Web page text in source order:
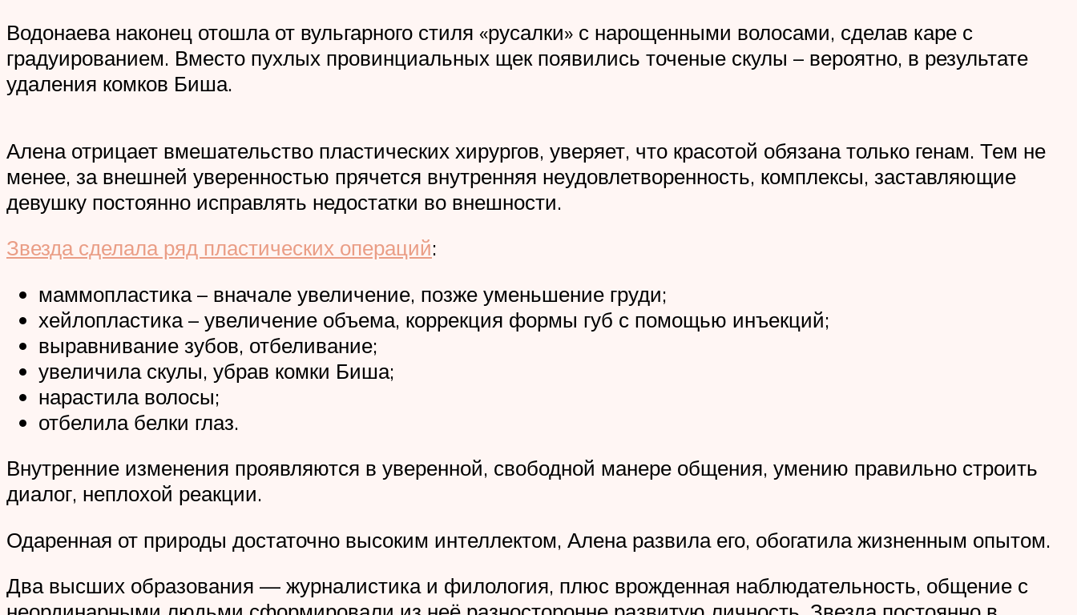
Водонаева наконец отошла от вульгарного стиля «русалки» с нарощенными волосами, сделав каре с
градуированием. Вместо пухлых провинциальных щек появились точеные скулы – вероятно, в результате
удаления комков Биша.
Алена отрицает вмешательство пластических хирургов, уверяет, что красотой обязана только генам. Тем не
менее, за внешней уверенностью прячется внутренняя неудовлетворенность, комплексы, заставляющие
девушку постоянно исправлять недостатки во внешности.
Звезда сделала ряд пластических операций:
маммопластика – вначале увеличение, позже уменьшение груди;
хейлопластика – увеличение объема, коррекция формы губ с помощью инъекций;
выравнивание зубов, отбеливание;
увеличила скулы, убрав комки Биша;
нарастила волосы;
отбелила белки глаз.
Внутренние изменения проявляются в уверенной, свободной манере общения, умению правильно строить
диалог, неплохой реакции.
Одаренная от природы достаточно высоким интеллектом, Алена развила его, обогатила жизненным опытом.
Два высших образования — журналистика и филология, плюс врожденная наблюдательность, общение с